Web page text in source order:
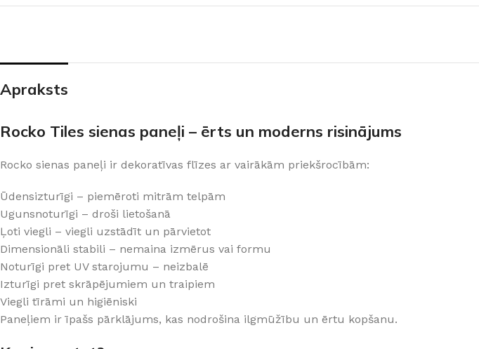
Ekoloģisks un videi draudzīgs
Sīkāk
ŠĶIDRĀS TAPETES
PREMIUM
Piedevas (lakas, spīdumi un tml.)
PALĪGINSTRUMENTI
Lāpstiņas
Rullīši
Apmetums fasādem un mitrām
Krāsas
Apraksts
Rocko Tiles sienas paneļi – ērts un moderns risinājums
Rocko sienas paneļi ir dekoratīvas flīzes ar vairākām priekšrocībām:
Ūdensizturīgi – piemēroti mitrām telpām
Ugunsnoturīgi – droši lietošanā
Ļoti viegli – viegli uzstādīt un pārvietot
Dimensionāli stabili – nemaina izmērus vai formu
Noturīgi pret UV starojumu – neizbalē
Izturīgi pret skrāpējumiem un traipiem
Viegli tīrāmi un higiēniski
Paneļiem ir īpašs pārklājums, kas nodrošina ilgmūžību un ērtu kopšanu.